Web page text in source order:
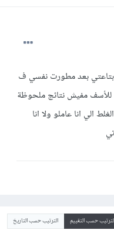
ف المدونة بتاعتي بعد مطورت نفسي ف
مفيش نتائج ملحوظة
الي انا عاملو ولا انا
حسب التقييم الترتيب حسب التاريخ